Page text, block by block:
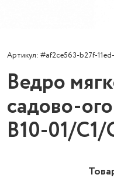
Артикул: #af2ce563-b27f-
Ведро
садово-
В10-01/